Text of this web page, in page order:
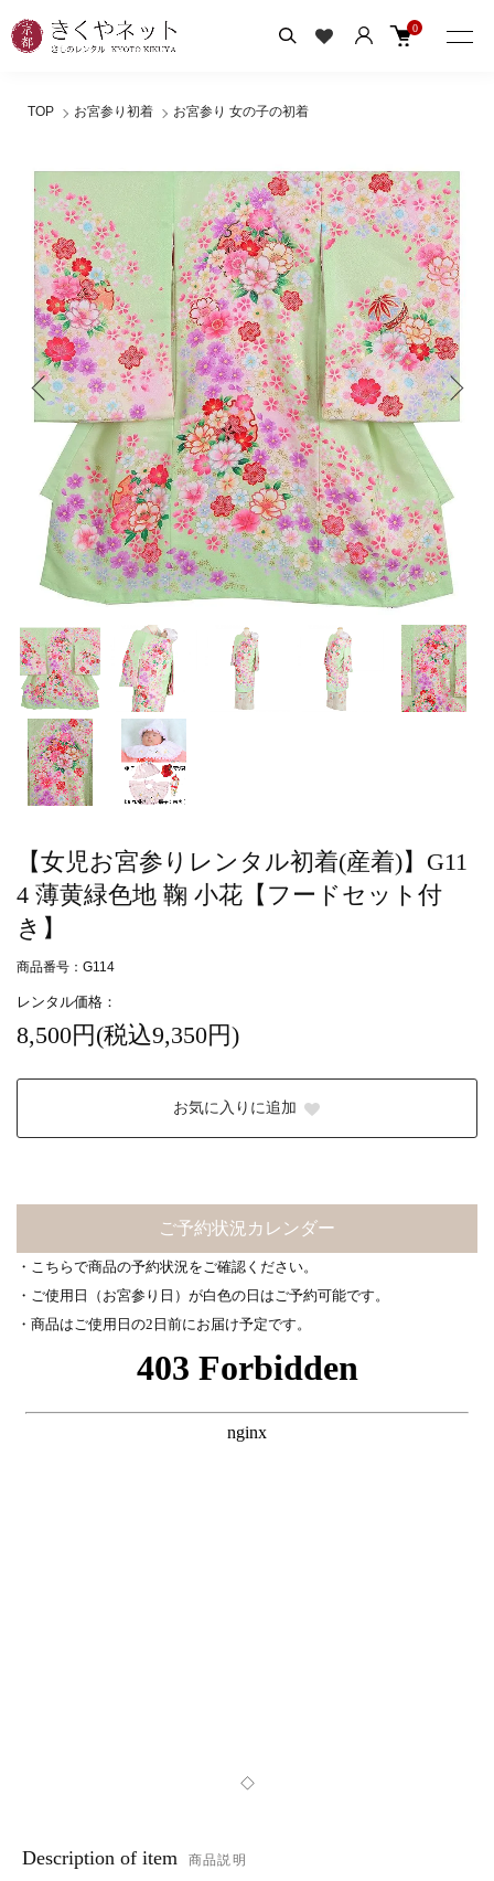
0
TOP お宮参り初着 お宮参り 女の子の初着
【女児お宮参りレンタル初着(産着)】G11
4 薄黄緑色地 鞠 小花【フードセット付
き】
商品番号：G114
レンタル価格：
8,500円(税込9,350円)
お気に入りに追加
ご予約状況カレンダー
・こちらで商品の予約状況をご確認ください。
・ご使用日（お宮参り日）が白色の日はご予約可能です。
・商品はご使用日の2日前にお届け予定です。
◇
Description of item 商品説明